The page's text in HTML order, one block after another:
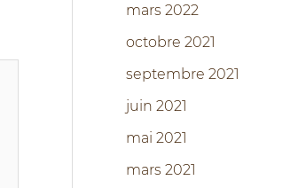
mars 2022
octobre 2021
septembre 2021
juin 2021
mai 2021
mars 2021